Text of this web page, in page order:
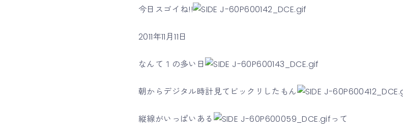
今日スゴイね!!
2011年11月11日
なんて１の多い日
朝からデジタル時計見てビックリしたもん
縦線がいっぱいある って